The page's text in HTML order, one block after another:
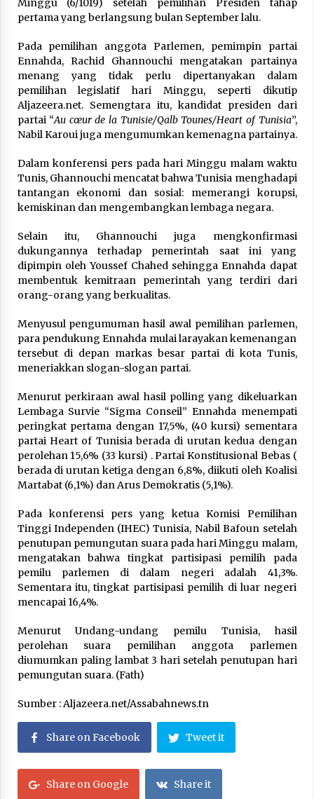
Hari Keempat Operasional Haji 2026, 15.349
April 25, 2026
Bapenda Provinsi Banten Gandeng Politisi PKB
Gelar Penyuluhan Optimalisasi Pajak Daerah di
Kota Tangerang
April 24, 2026
Melalui Makkah Route, Layanan Kian Mudah
dan Terintegrasi
April 23, 2026
Dilema Perang AS-Israel VS Iran: Menang
April 22, 2026
Laporan Aljazeera.net, Fasilitas Nuklir Iran
antara Pegawasan dan Pembongkaran : Apa
saja Skenario yang Mungkin Terjadi ?
February 7, 2026
pertama yang berlangsung bulan September lalu.
Pada pemilihan anggota Parlemen, pemimpin partai
Ennahda, Rachid Ghannouchi mengatakan partainya
menang yang tidak perlu dipertanyakan dalam
pemilihan legislatif hari Minggu, seperti dikutip
Aljazeera.net. Semengtara itu, kandidat presiden dari
partai “Au cœur de la Tunisie/Qalb Tounes/Heart of Tunisia”,
Nabil Karoui juga mengumumkan kemenagna partainya.
Dalam konferensi pers pada hari Minggu malam waktu
Tunis, Ghannouchi mencatat bahwa Tunisia menghadapi
tantangan ekonomi dan sosial: memerangi korupsi,
kemiskinan dan mengembangkan lembaga negara.
Selain itu, Ghannouchi juga mengkonfirmasi
dukungannya terhadap pemerintah saat ini yang
dipimpin oleh Youssef Chahed sehingga Ennahda dapat
membentuk kemitraan pemerintah yang terdiri dari
orang-orang yang berkualitas.
Menyusul pengumuman hasil awal pemilihan parlemen,
para pendukung Ennahda mulai larayakan kemenangan
tersebut di depan markas besar partai di kota Tunis,
meneriakkan slogan-slogan partai.
Menurut perkiraan awal hasil polling yang dikeluarkan
Lembaga Survie “Sigma Conseil” Ennahda menempati
peringkat pertama dengan 17,5%, (40 kursi) sementara
partai Heart of Tunisia berada di urutan kedua dengan
perolehan 15,6% (33 kursi) . Partai Konstitusional Bebas (
berada di urutan ketiga dengan 6,8%, diikuti oleh Koalisi
Martabat (6,1%) dan Arus Demokratis (5,1%).
Pada konferensi pers yang ketua Komisi Pemilihan
Tinggi Independen (IHEC) Tunisia, Nabil Bafoun setelah
penutupan pemungutan suara pada hari Minggu malam,
mengatakan bahwa tingkat partisipasi pemilih pada
pemilu parlemen di dalam negeri adalah 41,3%.
Sementara itu, tingkat partisipasi pemilih di luar negeri
mencapai 16,4%.
Menurut Undang-undang pemilu Tunisia, hasil
perolehan suara pemilihan anggota parlemen
diumumkan paling lambat 3 hari setelah penutupan hari
pemungutan suara. (Fath)
Sumber : Aljazeera.net/Assabahnews.tn
Share on Facebook Tweet it
Share on Google Share it